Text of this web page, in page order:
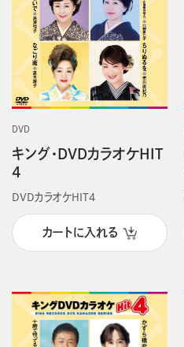
DVD
キング・DVDカラオケHIT
4
DVDカラオケHIT4
カートに入れる